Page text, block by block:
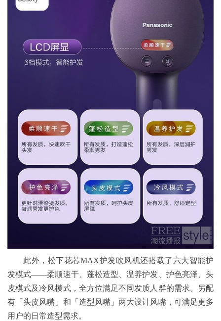
此外，松下花芯MAX护发吹风机还搭载了六大智能护
发模式——柔顺速干、蓬松造型、温养护发、护色亮泽、头
皮模式及冷风模式，全方位满足不同发质人群的需求。另配
有「头皮风嘴」和「造型风嘴」两大设计风嘴，可满足更多
用户的日常造型需求。